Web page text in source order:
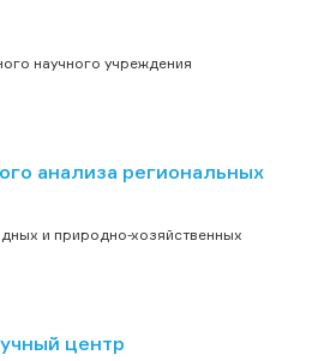
научного учреждения
анализа региональных
и природно-хозяйственных
центр